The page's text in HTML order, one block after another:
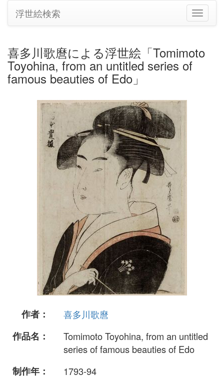
ナ
ビ
シ
浮世絵検索
喜多川歌麿による浮世絵「Tomimoto
Toyohina, from an untitled series of
famous beauties of Edo」
作者：
喜多川歌麿
作品名：
Tomimoto Toyohina, from an untitled
series of famous beauties of Edo
制作年：
1793-94